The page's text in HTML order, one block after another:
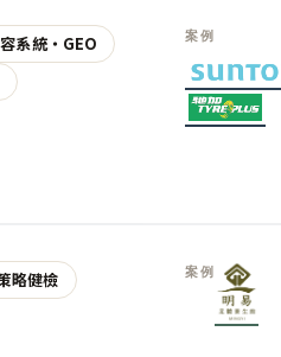
系統・GEO
案例
略健檢 案例